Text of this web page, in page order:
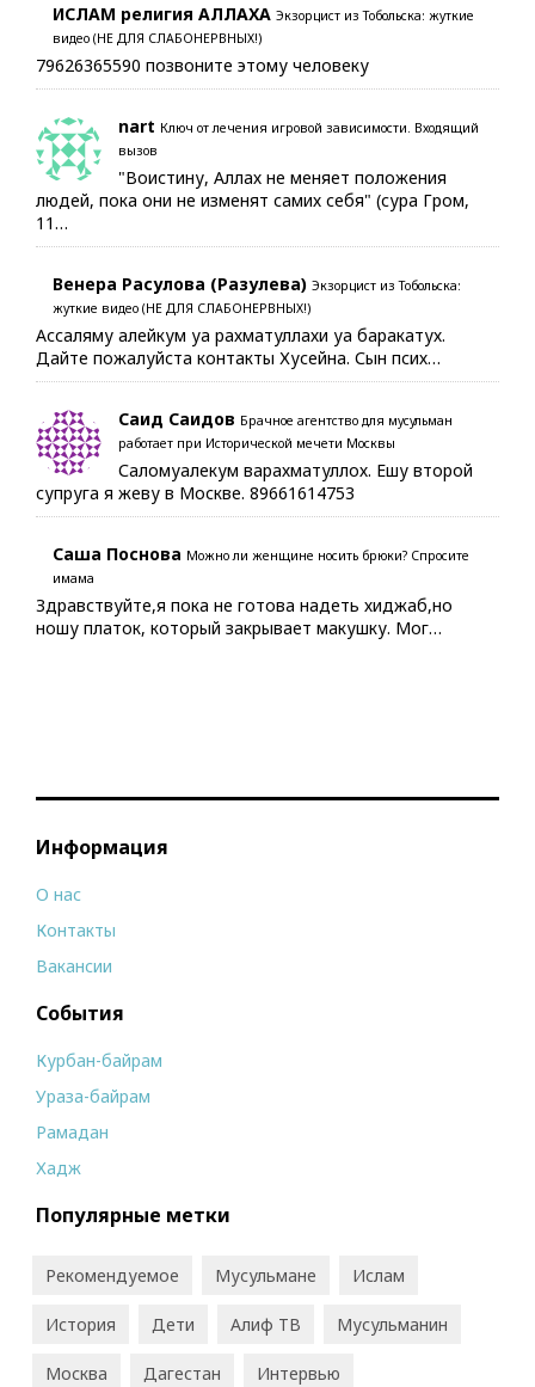
ИСЛАМ религия АЛЛАХА Экзорцист из Тобольска: жуткие
видео (НЕ ДЛЯ СЛАБОНЕРВНЫХ!)
79626365590 позвоните этому человеку
nart Ключ от лечения игровой зависимости. Входящий
вызов
"Воистину, Аллах не меняет положения
людей, пока они не изменят самих себя" (сура Гром,
11…
Венера Расулова (Разулева) Экзорцист из Тобольска:
жуткие видео (НЕ ДЛЯ СЛАБОНЕРВНЫХ!)
Ассаляму алейкум уа рахматуллахи уа баракатух.
Дайте пожалуйста контакты Хусейна. Сын псих…
Саид Саидов Брачное агентство для мусульман
работает при Исторической мечети Москвы
Саломуалекум варахматуллох. Ешу второй
супруга я жеву в Москве. 89661614753
Саша Поснова Можно ли женщине носить брюки? Спросите
имама
Здравствуйте,я пока не готова надеть хиджаб,но
ношу платок, который закрывает макушку. Мог…
Информация
О нас
Контакты
Вакансии
События
Курбан-байрам
Ураза-байрам
Рамадан
Хадж
Популярные метки
Рекомендуемое Мусульмане Ислам
История Дети Алиф ТВ Мусульманин
Москва Дагестан Интервью